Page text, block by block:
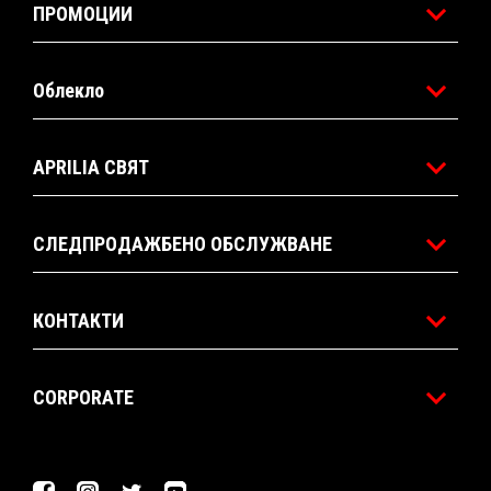
ПРОМОЦИИ
Облекло
APRILIA СВЯТ
СЛЕДПРОДАЖБЕНО ОБСЛУЖВАНЕ
КОНТАКТИ
CORPORATE